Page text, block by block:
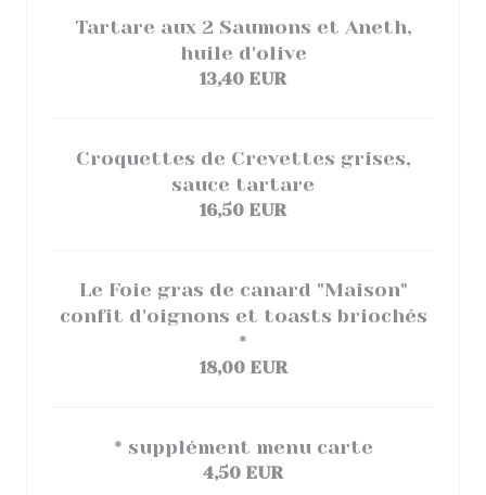
Tartare aux 2 Saumons et Aneth,
huile d'olive
13,40 EUR
Croquettes de Crevettes grises,
sauce tartare
16,50 EUR
Le Foie gras de canard "Maison"
confit d'oignons et toasts briochés
*
18,00 EUR
* supplément menu carte
4,50 EUR